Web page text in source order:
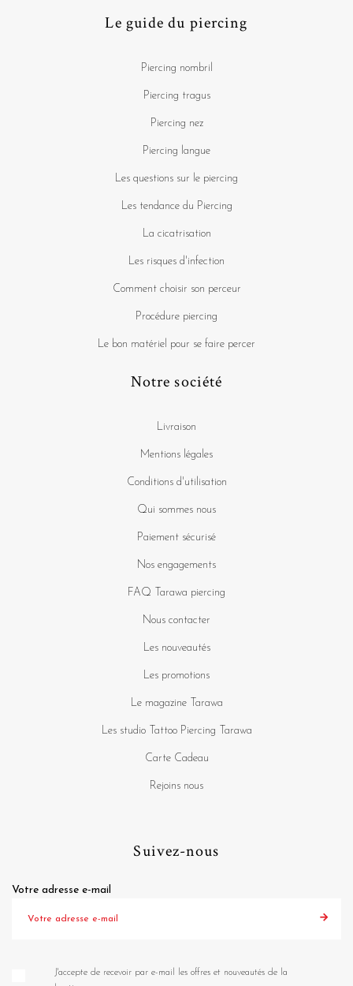
Le guide du piercing
Piercing nombril
Piercing tragus
Piercing nez
Piercing langue
Les questions sur le piercing
Les tendance du Piercing
La cicatrisation
Les risques d'infection
Comment choisir son perceur
Procédure piercing
Le bon matériel pour se faire percer
Notre société
Livraison
Mentions légales
Conditions d'utilisation
Qui sommes nous
Paiement sécurisé
Nos engagements
FAQ Tarawa piercing
Nous contacter
Les nouveautés
Les promotions
Le magazine Tarawa
Les studio Tattoo Piercing Tarawa
Carte Cadeau
Rejoins nous
Suivez-nous
Votre adresse e-mail
J'accepte de recevoir par e-mail les offres et nouveautés de la